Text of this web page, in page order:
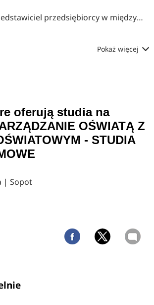
Agent celny - przedstawiciel przedsiębiorcy w międzynarodowym obrocie towarowym
Pokaż więcej
oferują studia na
OŚWIATĄ Z
- STUDIA
| Sopot